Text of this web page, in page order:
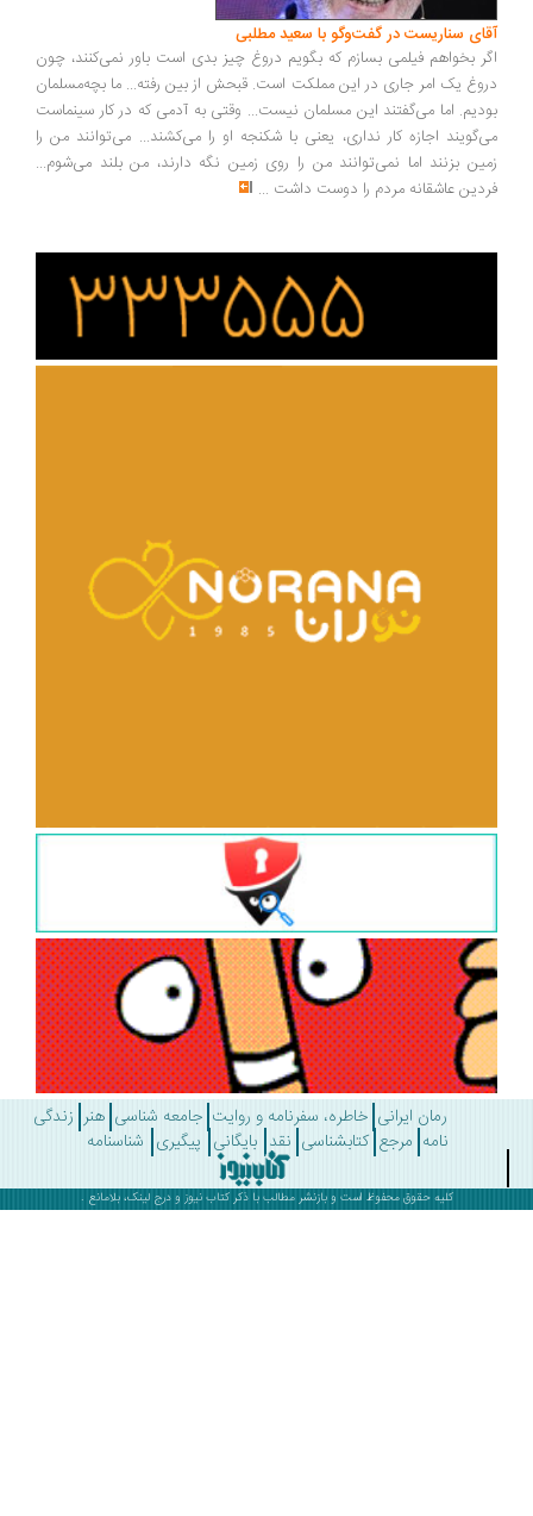
سناریست در گفت‌وگو با سعید مطلبی
بخواهم فیلمی بسازم که بگویم دروغ چیز بدی است باور نمی‌کنند، چون
یک امر جاری در این مملکت است. قبحش از بین رفته... ما بچه‌مسلمان
اما می‌گفتند این مسلمان نیست... وقتی به آدمی که در کار سینماست
اجازه کار نداری، یعنی با شکنجه او را می‌کشند... می‌توانند من را
بزنند اما نمی‌توانند من را روی زمین نگه دارند، من بلند می‌شوم...
عاشقانه مردم را دوست داشت ...
رمان ایرانی خاطره، سفرنامه و روایت جامعه شناسی هنر زندگی
مرجع کتابشناسی نقد بایگانی پیگیری شناسنامه
کلیه حقوق محفوظ است و بازنشر مطالب با ذکرکتاب نیوز و درج لینک، بلامانع .